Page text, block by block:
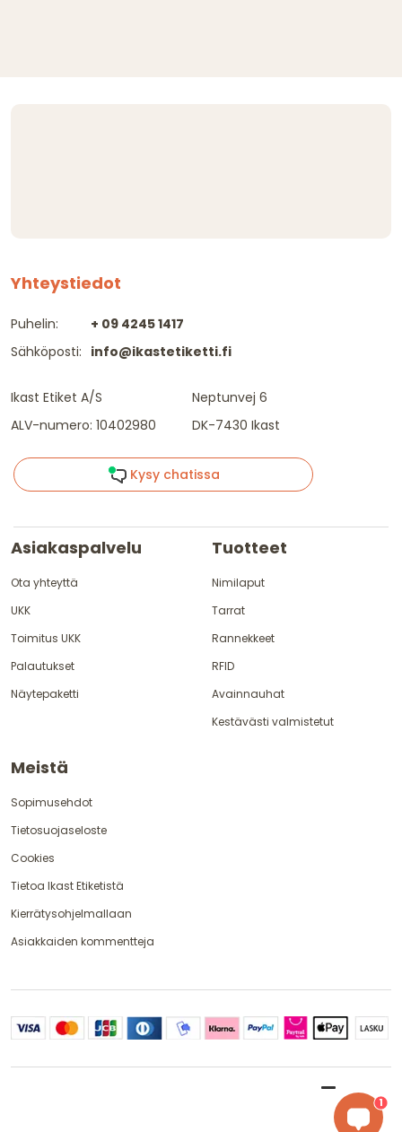
Yhteystiedot
Puhelin:
Sähköposti:
+ 09 4245 1417
info@ikastetiketti.fi
Ikast Etiket A/S
ALV-numero: 10402980
Neptunvej 6
DK-7430 Ikast
Kysy chatissa
Asiakaspalvelu
Ota yhteyttä
UKK
Toimitus UKK
Palautukset
Näytepaketti
Tuotteet
Nimilaput
Tarrat
Rannekkeet
RFID
Avainnauhat
Kestävästi valmistetut
Meistä
Sopimusehdot
Tietosuojaseloste
Cookies
Tietoa Ikast Etiketistä
Kierrätysohjelmallaan
Asiakkaiden kommentteja
1